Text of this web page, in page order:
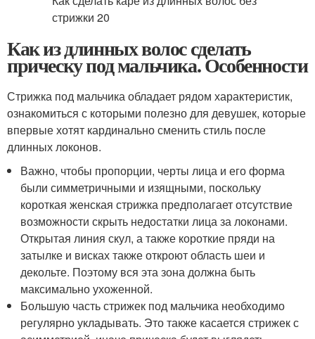
Как из длинных волос сделать
прическу под мальчика. Особенности
Стрижка под мальчика обладает рядом характеристик,
ознакомиться с которыми полезно для девушек, которые
впервые хотят кардинально сменить стиль после
длинных локонов.
Важно, чтобы пропорции, черты лица и его форма
были симметричными и изящными, поскольку
короткая женская стрижка предполагает отсутствие
возможности скрыть недостатки лица за локонами.
Открытая линия скул, а также короткие пряди на
затылке и висках также откроют область шеи и
декольте. Поэтому вся эта зона должна быть
максимально ухоженной.
Большую часть стрижек под мальчика необходимо
регулярно укладывать. Это также касается стрижек с